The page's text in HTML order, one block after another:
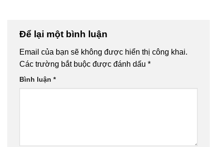
Để lại một bình luận
Email của bạn sẽ không được hiển thị công khai.
Các trường bắt buộc được đánh dấu *
Bình luận *